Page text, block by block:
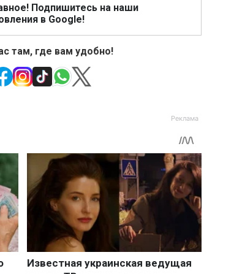
Подпишитесь на наши
в Google!
там, где вам удобно!